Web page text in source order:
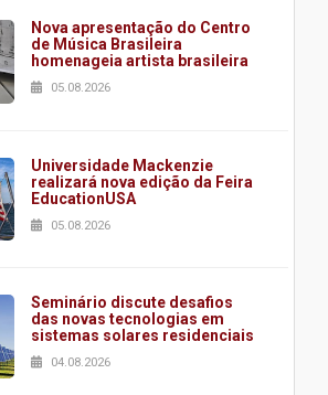
Nova apresentação do Centro
de Música Brasileira
homenageia artista brasileira
05.08.2026
Universidade Mackenzie
realizará nova edição da Feira
EducationUSA
05.08.2026
Seminário discute desafios
das novas tecnologias em
sistemas solares residenciais
04.08.2026